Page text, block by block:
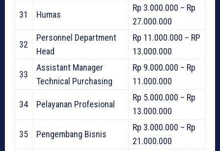
31 Humas
Rp 3.000.000 – Rp
27.000.000
32
Personnel Department
Head
Rp 11.000.000 – RP
13.000.000
33
Assistant Manager
Technical Purchasing
Rp 9.000.000 – Rp
11.000.000
34 Pelayanan Profesional
Rp 5.000.000 – Rp
13.000.000
35 Pengembang Bisnis
Rp 3.000.000 – Rp
21.000.000